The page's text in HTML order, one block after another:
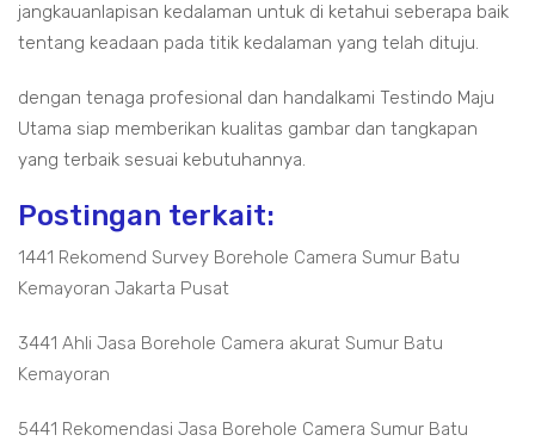
jangkauanlapisan kedalaman untuk di ketahui seberapa baik
tentang keadaan pada titik kedalaman yang telah dituju.
dengan tenaga profesional dan handalkami Testindo Maju
Utama siap memberikan kualitas gambar dan tangkapan
yang terbaik sesuai kebutuhannya.
Postingan terkait:
1441 Rekomend Survey Borehole Camera Sumur Batu
Kemayoran Jakarta Pusat
3441 Ahli Jasa Borehole Camera akurat Sumur Batu
Kemayoran
5441 Rekomendasi Jasa Borehole Camera Sumur Batu